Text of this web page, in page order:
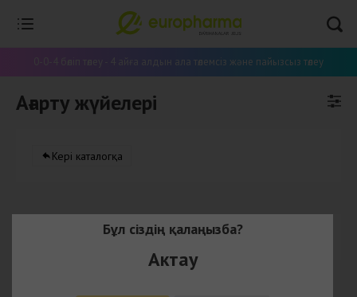
0-0-4 бөліп төлеу - 4 айға алдын ала төлемсіз және пайызсыз төлеу
Ағарту жүйелері
Кері каталогқа
Бұл категорияда тауарлар жоқ
Бұл сіздің қалаңызба?
Актау